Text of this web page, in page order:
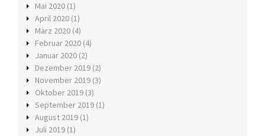
Mai 2020 (1)
April 2020 (1)
März 2020 (4)
Februar 2020 (4)
Januar 2020 (2)
Dezember 2019 (2)
November 2019 (3)
Oktober 2019 (3)
September 2019 (1)
August 2019 (1)
Juli 2019 (1)